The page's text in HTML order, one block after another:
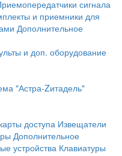
сигнала
и приемники для
Дополнительное
и доп. оборудование
"Астра-Zитадель"
доступа Извещатели
Дополнительное
устройства Клавиатуры